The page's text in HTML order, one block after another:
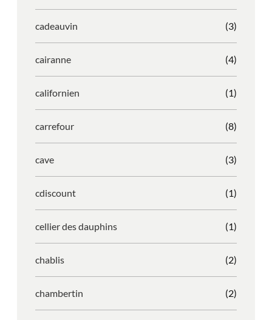
cadeauvin (3)
cairanne (4)
californien (1)
carrefour (8)
cave (3)
cdiscount (1)
cellier des dauphins (1)
chablis (2)
chambertin (2)